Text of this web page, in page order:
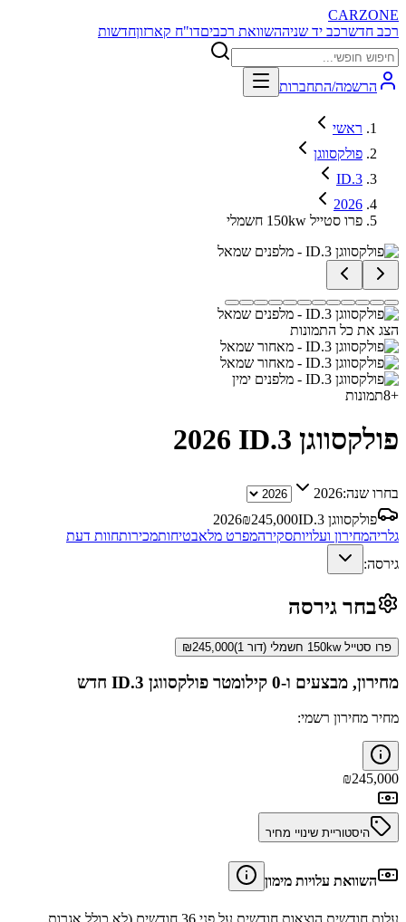
CARZONE
רכב חדשרכב יד שניההשוואת רכביםדו"ח קארזוןחדשות
הרשמה/התחברות
ראשי
פולקסווגן
ID.3
2026
פרו סטייל 150kw חשמלי
הצג את כל התמונות
+
8תמונות
פולקסווגן ID.3 2026
בחרו שנה:2026
פולקסווגן ID.3
2026₪245,000
גלריהמחירון ועלויותסקירהמפרט מלאבטיחותמכירותחוות דעת
גירסה:
בחר גירסה
פרו סטייל 150kw חשמלי (דור 1) ₪245,000
מחירון, מבצעים ו-0 קילומטר פולקסווגן ID.3 חדש
מחיר מחירון רשמי:
₪245,000
היסטוריית שינויי מחיר
השוואת עלויות מימון
עלות חודשית הוצאות חודשית על פני 36 חודשים (לא כולל אגרות,